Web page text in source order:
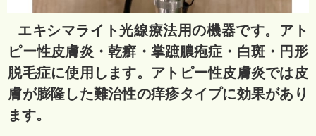
エキシマライト光線療法用の機器です。アト
ピー性皮膚炎・乾癬・掌蹠膿疱症・白斑・円形
脱毛症に使用します。アトピー性皮膚炎では皮
膚が膨隆した難治性の痒疹タイプに効果があり
ます。